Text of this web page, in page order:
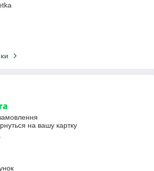
на вашу картку